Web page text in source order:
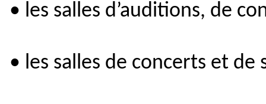
• les salles d’auditions, de
• les salles de concerts et de